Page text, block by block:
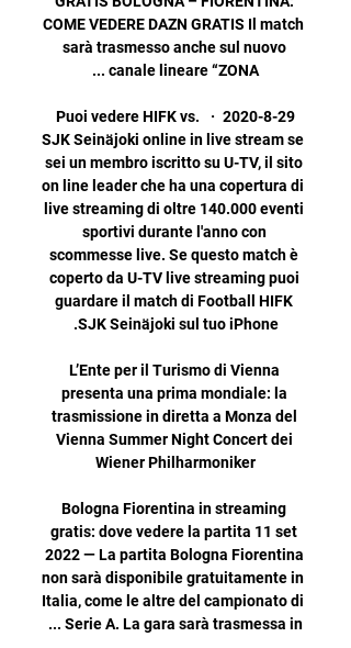
COME VEDERE DAZN GRATIS Il match
sarà trasmesso anche sul nuovo
2020-8-29 · Puoi vedere HIFK vs.
SJK Seinäjoki online in live stream se
sei un membro iscritto su U-TV, il sito
on line leader che ha una copertura di
live streaming di oltre 140.000 eventi
sportivi durante l'anno con
scommesse live. Se questo match è
coperto da U-TV live streaming puoi
guardare il match di Football HIFK
L’Ente per il Turismo di Vienna
presenta una prima mondiale: la
trasmissione in diretta a Monza del
Vienna Summer Night Concert dei
Bologna Fiorentina in streaming
gratis: dove vedere la partita 11 set
2022 — La partita Bologna Fiorentina
non sarà disponibile gratuitamente in
Italia, come le altre del campionato di